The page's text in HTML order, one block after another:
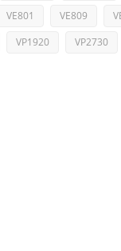
VE801 VE809
VP1920 VP2730